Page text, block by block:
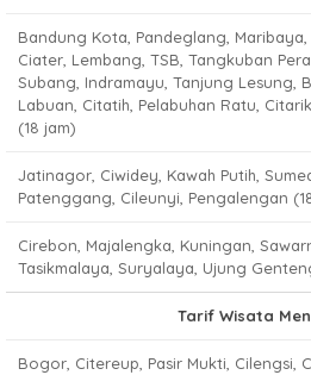
Bandung Kota, Pandeglang, Maribaya,
Ciater, Lembang, TSB, Tangkuban
Subang, Indramayu, Tanjung Lesung,
Labuan, Citatih, Pelabuhan Ratu,
(18 jam)
Jatinagor, Ciwidey, Kawah Putih,
Patenggang, Cileunyi, Pengalengan
Cirebon, Majalengka, Kuningan,
Tasikmalaya, Suryalaya, Ujung
Tarif Wisata
Bogor, Citereup, Pasir Mukti, Cilengsi,